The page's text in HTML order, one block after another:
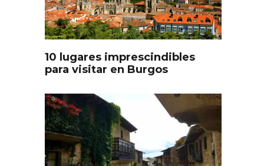
10 lugares imprescindibles
para visitar en Burgos
Recorre los fiordos leoneses
en Riaño
Feria del Vino de Toro 2026;